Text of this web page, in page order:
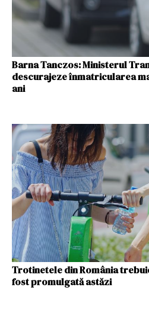
Barna Tanczos: Ministerul
descurajeze înmatricularea
ani
Trotinetele din România
fost promulgată astăzi